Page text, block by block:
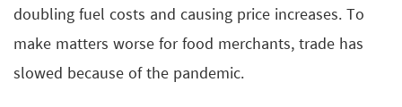
doubling fuel costs and causing price increases. To
make matters worse for food merchants, trade has
slowed because of the pandemic.